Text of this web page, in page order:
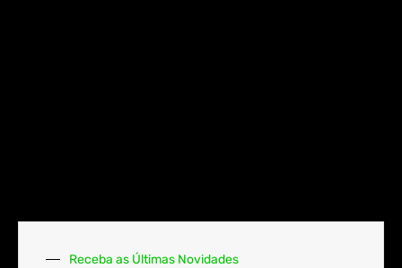
Receba as Últimas Novidades